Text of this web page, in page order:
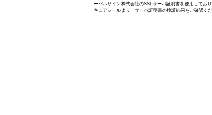
ーバルサイン株式会社のSSLサーバ証明書を使用してお
キュアシールより、サーバ証明書の検証結果をご確認くだ